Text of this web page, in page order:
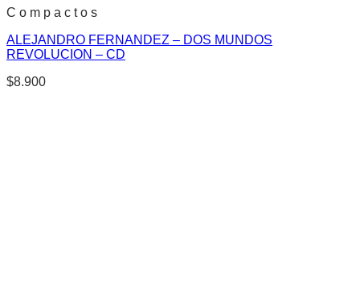
C o m p a c t o s
ALEJANDRO FERNANDEZ – DOS MUNDOS
REVOLUCION – CD
$8.900